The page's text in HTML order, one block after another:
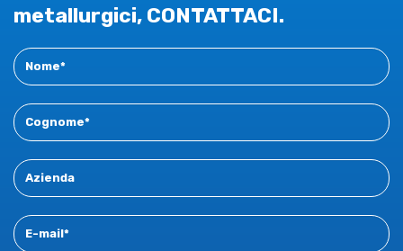
metallurgici, CONTATTACI.
Contact
New